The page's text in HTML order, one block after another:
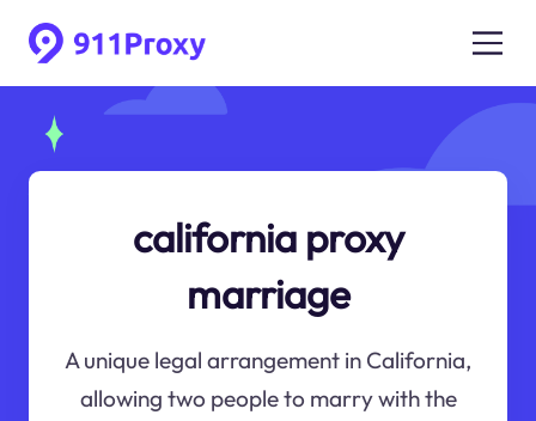
california proxy
marriage
A unique legal arrangement in California,
allowing two people to marry with the